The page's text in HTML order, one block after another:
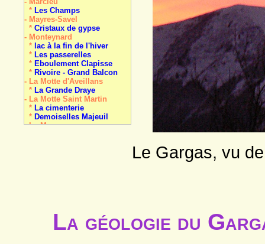
* Les Champs
- Mayres-Savel
* Cristaux de gypse
- Monteynard
* lac à la fin de l'hiver
* Les passerelles
* Eboulement Clapisse
* Rivoire - Grand Balcon
- La Motte d'Aveillans
* La Grande Draye
- La Motte Saint Martin
* La cimenterie
* Demoiselles Majeuil
- La Mure
La Pierre Perçée
meulière
Le Gargas, vu
La géologie du